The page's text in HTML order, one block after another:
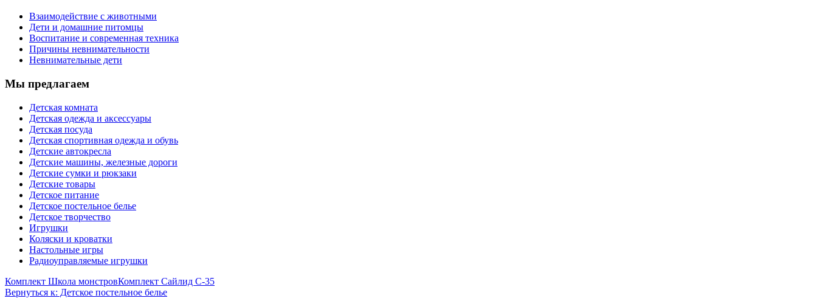
Взаимодействие с животными
Дети и домашние питомцы
Воспитание и современная техника
Причины невнимательности
Невнимательные дети
Мы предлагаем
Детская комната
Детская одежда и аксессуары
Детская посуда
Детская спортивная одежда и обувь
Детские автокресла
Детские машины, железные дороги
Детские сумки и рюкзаки
Детские товары
Детское питание
Детское постельное белье
Детское творчество
Игрушки
Коляски и кроватки
Настольные игры
Радиоуправляемые игрушки
Комплект Школа монстровКомплект Сайлид С-35
Вернуться к: Детское постельное белье